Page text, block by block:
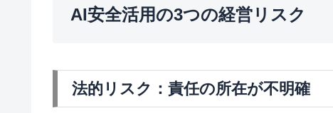
AI安全活用の3つの経営リスク
法的リスク：責任の所在が不明確